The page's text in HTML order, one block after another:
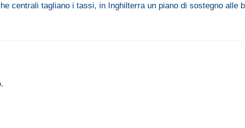
centrali tagliano i tassi, in Inghilterra un piano di sostegno alle